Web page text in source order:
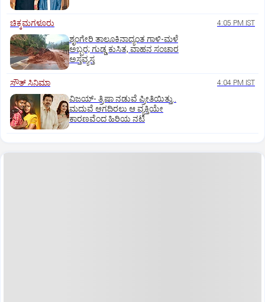
ಚಿಕ್ಕಮಗಳೂರು 4:05 PM IST
ಶೃಂಗೇರಿ ತಾಲೂಕಿನಾದ್ಯಂತ ಗಾಳಿ-ಮಳೆ
ಅಬ್ಬರ; ಗುಡ್ಡ ಕುಸಿತ, ವಾಹನ ಸಂಚಾರ
ಅಸ್ತವ್ಯಸ್ತ
ಸೌತ್‌ ಸಿನಿಮಾ 4:04 PM IST
ವಿಜಯ್‌- ತ್ರಿಷಾ ನಡುವೆ ಪ್ರೀತಿಯಿತ್ತು..
ಮದುವೆ ಆಗದಿರಲು ಆ ವ್ಯಕ್ತಿಯೇ
ಕಾರಣವೆಂದ ಹಿರಿಯ ನಟಿ